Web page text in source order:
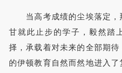
当高考成绩的尘埃落定，
甘就此止步的学子，毅然踏
择，承载着对未来的全部期
的伊顿教育自然而然地进入了